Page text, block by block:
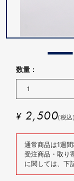
数量 :
¥ 2,500(税込)
通常商品は1週間
受注商品・取り
に関しては、下